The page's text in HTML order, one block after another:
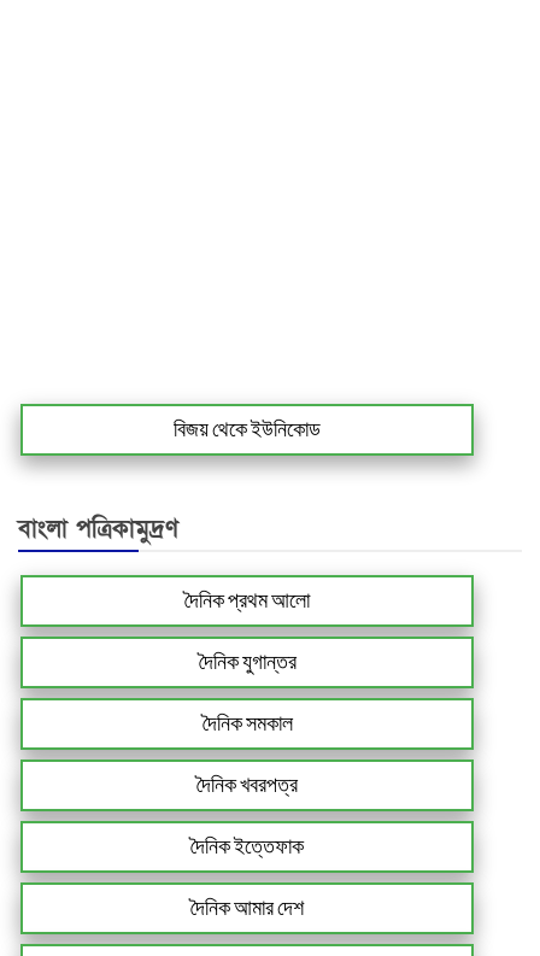
বিজয় থেকে ইউনিকোড
বাংলা পত্রিকামুদ্রণ
দৈনিক প্রথম আলো
দৈনিক যুগান্তর
দৈনিক সমকাল
দৈনিক খবরপত্র
দৈনিক ইত্তেফাক
দৈনিক আমার দেশ